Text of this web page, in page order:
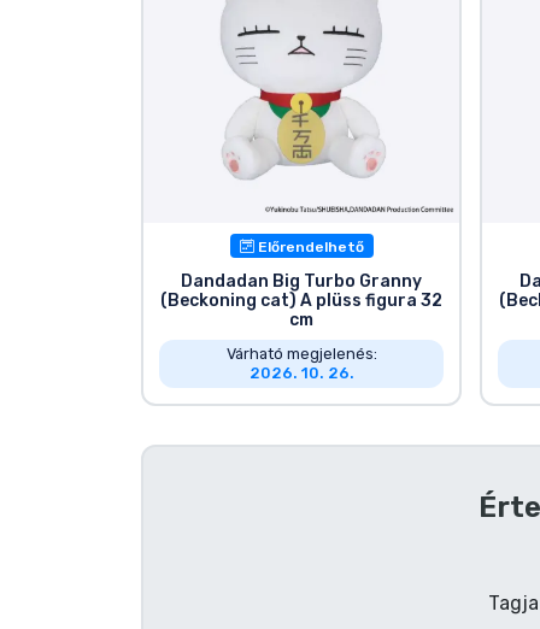
Előrendelhető
Dandadan Big Turbo Granny
(Beckoning cat) A plüss figura 32
cm
Várható megjelenés:
2026. 10. 26.